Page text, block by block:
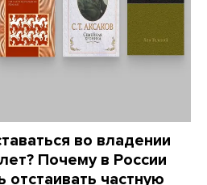
во владении
Почему в России
отстаивать частную